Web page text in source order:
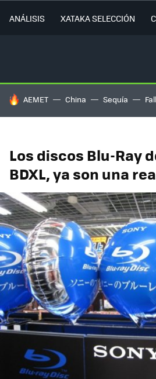
ANÁLISIS XATAKA SELECCIÓN
HOY SE HABLA DE
AEMET China Sequía
Los discos Blu-Ray
BDXL, ya son una